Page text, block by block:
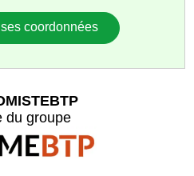
coordonnées
du groupe